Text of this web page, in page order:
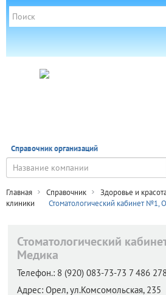
Справочник организаций
Главная Справочник Здоровье и
клиники
Стоматологический кабинет
Стоматологический
Медика
Телефон.: 8 (920) 083-73-73 7 486
Адрес: Орел,ул.Комсомольская, 235